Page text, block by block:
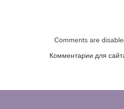
Comments are
Комментарии для